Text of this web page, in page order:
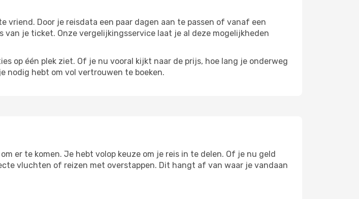
Door je reisdata een paar dagen aan te passen of vanaf een
je ticket. Onze vergelijkingsservice laat je al deze mogelijkheden
op één plek ziet. Of je nu vooral kijkt naar de prijs, hoe lang je onderweg
nodig hebt om vol vertrouwen te boeken.
er te komen. Je hebt volop keuze om je reis in te delen. Of je nu geld
vluchten of reizen met overstappen. Dit hangt af van waar je vandaan